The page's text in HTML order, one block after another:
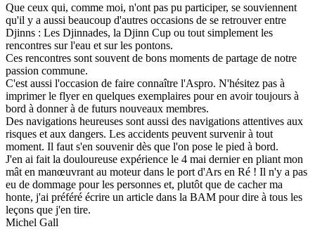
Que ceux qui, comme moi, n'ont pas pu participer, se souviennent
qu'il y a aussi beaucoup d'autres occasions de se retrouver entre
Djinns : Les Djinnades, la Djinn Cup ou tout simplement les
rencontres sur l'eau et sur les pontons.
Ces rencontres sont souvent de bons moments de partage de notre
passion commune.
C'est aussi l'occasion de faire connaître l'Aspro. N'hésitez pas à
imprimer le flyer en quelques exemplaires pour en avoir toujours à
bord à donner à de futurs nouveaux membres.
Des navigations heureuses sont aussi des navigations attentives aux
risques et aux dangers. Les accidents peuvent survenir à tout
moment. Il faut s'en souvenir dès que l'on pose le pied à bord.
J'en ai fait la douloureuse expérience le 4 mai dernier en pliant mon
mât en manœuvrant au moteur dans le port d'Ars en Ré ! Il n'y a pas
eu de dommage pour les personnes et, plutôt que de cacher ma
honte, j'ai préféré écrire un article dans la BAM pour dire à tous les
leçons que j'en tire.
Michel Gall